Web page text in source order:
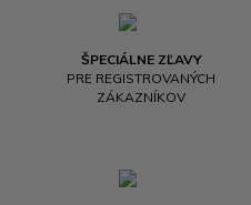
ŠPECIÁLNE ZĽAVY
PRE REGISTROVANÝCH
ZÁKAZNÍKOV